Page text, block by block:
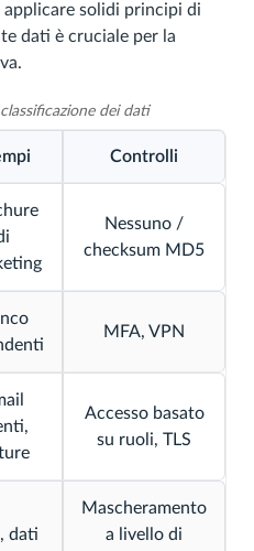
solidi principi di
dati è cruciale per la
dei dati
Controlli
Nessuno /
checksum MD5
MFA, VPN
Accesso basato
su ruoli, TLS
dati
Mascheramento
a livello di